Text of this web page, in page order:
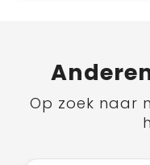
Op zoek naar